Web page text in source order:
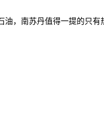
油，南苏丹值得一提的只有